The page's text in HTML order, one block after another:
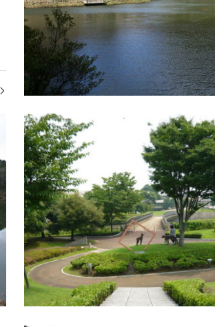
湖・池 坂ノ市地区
本田堤
大分市東部のため池。池のふもとに趣のあ
る農業集落がある。場所：大分市東上野折
立堤の様子堤の様子(2)堤の様子(3)堤の様子
(4)堤のふもとの集落
続きを読む